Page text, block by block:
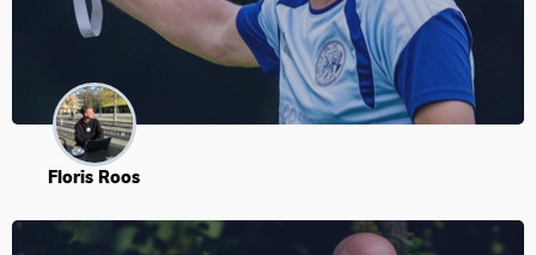
Floris Roos